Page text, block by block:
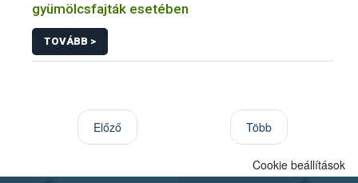
gyümölcsfajták esetében
TOVÁBB >
Előző Több
Cookie beállítások